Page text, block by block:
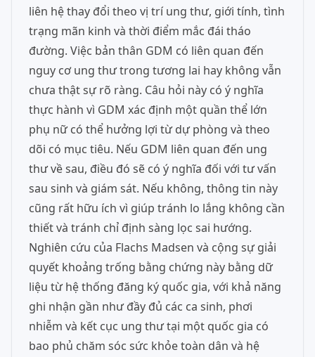
liên hệ thay đổi theo vị trí ung thư, giới tính, tình
trạng mãn kinh và thời điểm mắc đái tháo
đường. Việc bản thân GDM có liên quan đến
nguy cơ ung thư trong tương lai hay không vẫn
chưa thật sự rõ ràng. Câu hỏi này có ý nghĩa
thực hành vì GDM xác định một quần thể lớn
phụ nữ có thể hưởng lợi từ dự phòng và theo
dõi có mục tiêu. Nếu GDM liên quan đến ung
thư về sau, điều đó sẽ có ý nghĩa đối với tư vấn
sau sinh và giám sát. Nếu không, thông tin này
cũng rất hữu ích vì giúp tránh lo lắng không cần
thiết và tránh chỉ định sàng lọc sai hướng.
Nghiên cứu của Flachs Madsen và cộng sự giải
quyết khoảng trống bằng chứng này bằng dữ
liệu từ hệ thống đăng ký quốc gia, với khả năng
ghi nhận gần như đầy đủ các ca sinh, phơi
nhiễm và kết cục ung thư tại một quốc gia có
bao phủ chăm sóc sức khỏe toàn dân và hệ